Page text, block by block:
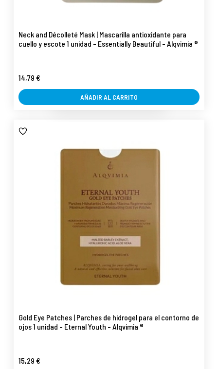
Neck and Décolleté Mask | Mascarilla antioxidante para
cuello y escote 1 unidad - Essentially Beautiful - Alqvimia ®
14,79 €
AÑADIR AL CARRITO
Gold Eye Patches | Parches de hidrogel para el contorno de
ojos 1 unidad - Eternal Youth - Alqvimia ®
15,29 €